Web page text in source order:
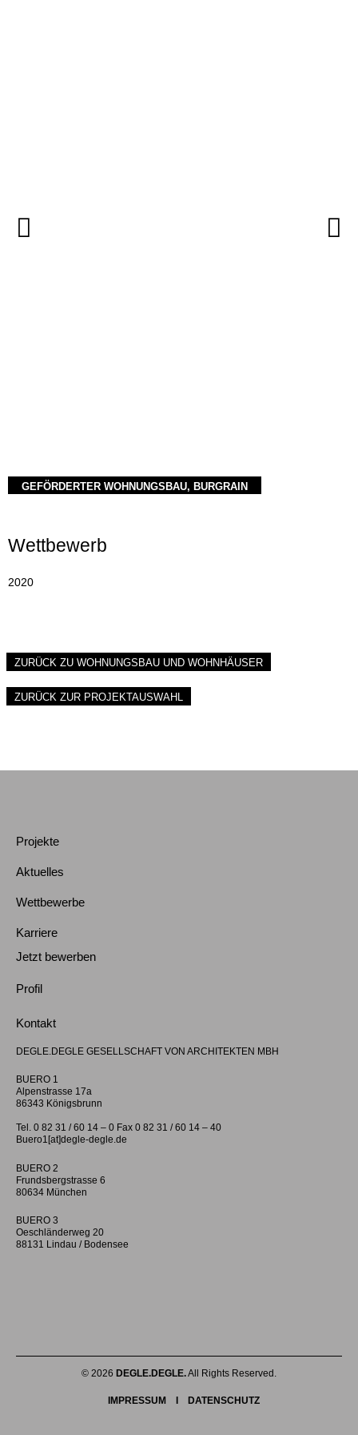
GEFÖRDERTER WOHNUNGSBAU, BURGRAIN
Wettbewerb
2020
ZURÜCK ZU WOHNUNGSBAU UND WOHNHÄUSER
ZURÜCK ZUR PROJEKTAUSWAHL
Projekte
Aktuelles
Wettbewerbe
Karriere
Jetzt bewerben
Profil
Kontakt
DEGLE.DEGLE GESELLSCHAFT VON ARCHITEKTEN MBH
BUERO 1
Alpenstrasse 17a
86343 Königsbrunn
Tel. 0 82 31 / 60 14 – 0 Fax 0 82 31 / 60 14 – 40
Buero1[at]degle-degle.de
BUERO 2
Frundsbergstrasse 6
80634 München
BUERO 3
Oeschländerweg 20
88131 Lindau / Bodensee
© 2026 DEGLE.DEGLE.All Rights Reserved.
IMPRESSUM DATENSCHUTZ